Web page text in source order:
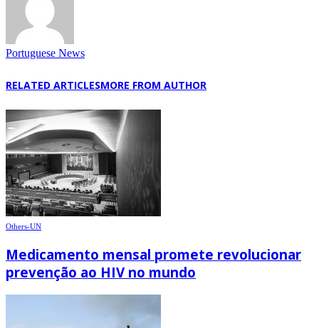
Portuguese News
RELATED ARTICLESMORE FROM AUTHOR
Others-UN
Medicamento mensal promete revolucionar
prevenção ao HIV no mundo